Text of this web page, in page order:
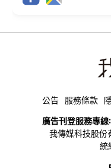
公告 服務條款
廣告刊登服務專線:
我傳媒科技股份
統